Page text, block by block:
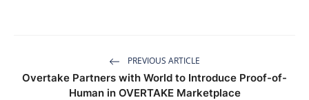
PREVIOUS ARTICLE
Overtake Partners with World to Introduce Proof-of-
Human in OVERTAKE Marketplace